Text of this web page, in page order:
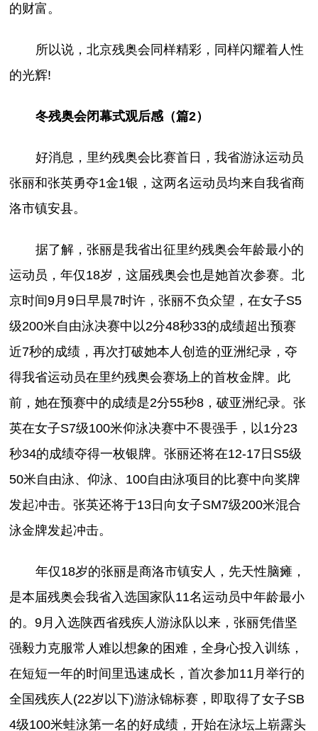
的财富。
所以说，北京残奥会同样精彩，同样闪耀着人性
的光辉!
冬残奥会闭幕式观后感（篇2）
好消息，里约残奥会比赛首日，我省游泳运动员
张丽和张英勇夺1金1银，这两名运动员均来自我省商
洛市镇安县。
据了解，张丽是我省出征里约残奥会年龄最小的
运动员，年仅18岁，这届残奥会也是她首次参赛。北
京时间9月9日早晨7时许，张丽不负众望，在女子S5
级200米自由泳决赛中以2分48秒33的成绩超出预赛
近7秒的成绩，再次打破她本人创造的亚洲纪录，夺
得我省运动员在里约残奥会赛场上的首枚金牌。此
前，她在预赛中的成绩是2分55秒8，破亚洲纪录。张
英在女子S7级100米仰泳决赛中不畏强手，以1分23
秒34的成绩夺得一枚银牌。张丽还将在12-17日S5级
50米自由泳、仰泳、100自由泳项目的比赛中向奖牌
发起冲击。张英还将于13日向女子SM7级200米混合
泳金牌发起冲击。
年仅18岁的张丽是商洛市镇安人，先天性脑瘫，
是本届残奥会我省入选国家队11名运动员中年龄最小
的。9月入选陕西省残疾人游泳队以来，张丽凭借坚
强毅力克服常人难以想象的困难，全身心投入训练，
在短短一年的时间里迅速成长，首次参加11月举行的
全国残疾人(22岁以下)游泳锦标赛，即取得了女子SB
4级100米蛙泳第一名的好成绩，开始在泳坛上崭露头